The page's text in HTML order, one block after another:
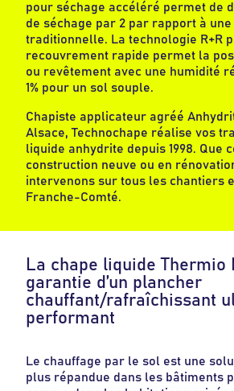
pour séchage accéléré permet de
de séchage par 2 par rapport à une
traditionnelle. La technologie R+R
recouvrement rapide permet la
ou revêtement avec une humidité
1% pour un sol souple.
Chapiste applicateur agréé
Alsace, Technochape réalise vos
liquide anhydrite depuis 1998. Que
construction neuve ou en
intervenons sur tous les chantiers
Franche-Comté.
La chape liquide Thermio
garantie d’un plancher
chauffant/rafraîchissant
performant
Le chauffage par le sol est une
plus répandue dans les bâtiments